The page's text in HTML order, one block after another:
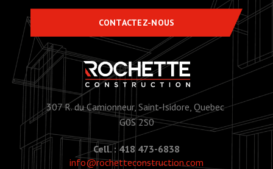
CONTACTEZ-NOUS
307 R. du Camionneur, Saint-Isidore, Quebec
G0S 2S0
Cell. : 418 473-6838
info@rochetteconstruction.com